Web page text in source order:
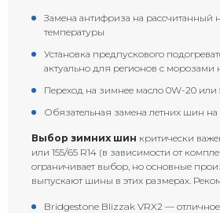
Замена антифриза на рассчитанный
температуры
Установка предпускового
актуально для регионов с морозами
Переход на зимнее масло 0W-20 или
Обязательная замена летних шин
Выбор зимних шин критически
или 155/65 R14 (в зависимости от
ограничивает выбор, но основные
выпускают шины в этих размерах.
Bridgestone Blizzak VRX2 —